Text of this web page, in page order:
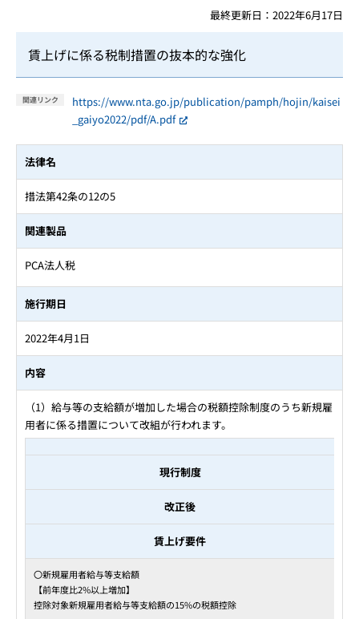
最終更新日：2022年6月17日
賃上げに係る税制措置の抜本的な強化
関連リンク
https://www.nta.go.jp/publication/pamph/hojin/kaisei
_gaiyo2022/pdf/A.pdf
法律名
措法第42条の12の5
関連製品
PCA法人税
施行期日
2022年4月1日
内容
（1）給与等の支給額が増加した場合の税額控除制度のうち新規雇
用者に係る措置について改組が行われます。
現行制度
改正後
賃上げ要件
〇新規雇用者給与等支給額
【前年度比2%以上増加】
控除対象新規雇用者給与等支給額の15%の税額控除